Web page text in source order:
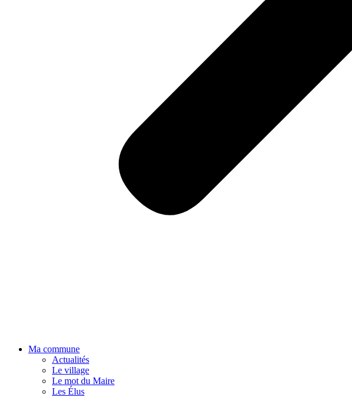
Ma commune
Actualités
Le village
Le mot du Maire
Les Élus